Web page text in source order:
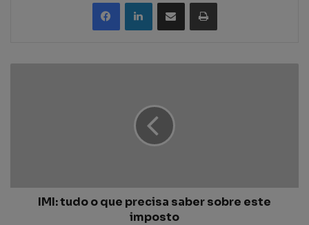
Partilhar Via Email Imprimir
IMI: tudo o que precisa saber sobre este
imposto